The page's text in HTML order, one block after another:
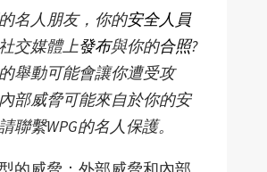
名人朋友，你的安全人員
交媒體上發布與你的合照?
舉動可能會讓你遭受攻
部威脅可能來自於你的安
聯繫WPG的名人保護。